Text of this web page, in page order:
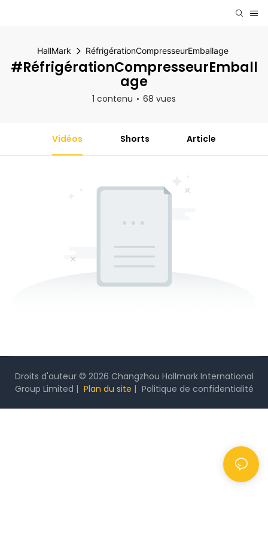
HallMark RéfrigérationCompresseurEmballage
#RéfrigérationCompresseurEmball
Age
1 contenu 68 vues
Vidéos Shorts Article
Droits d'auteur © 2026 Changzhou Hallmark International
Group Limited | Plan du site | Politique de confidentialité